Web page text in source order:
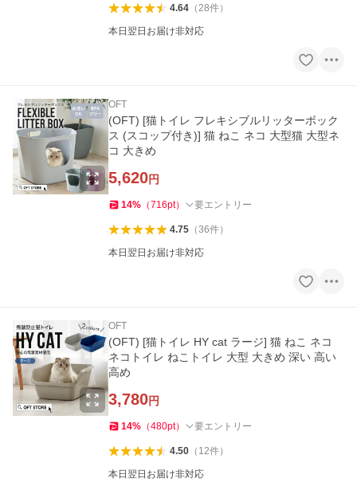
4.64（28件）
本日翌日お届け非対応
OFT
(OFT) [猫トイレ フレキシブルリッターボック
ス (スコップ付き)] 猫 ねこ ネコ 大型猫 大型ネ
コ 大きめ
5,620円
14% （716pt） 要エントリー
4.75（36件）
本日翌日お届け非対応
OFT
(OFT) [猫トイレ HY cat ラージ] 猫 ねこ ネコ
ネコトイレ ねこトイレ 大型 大きめ 深い 高い
高め
3,780円
14% （480pt） 要エントリー
4.50（ 12件）
本日翌日お届け非対応